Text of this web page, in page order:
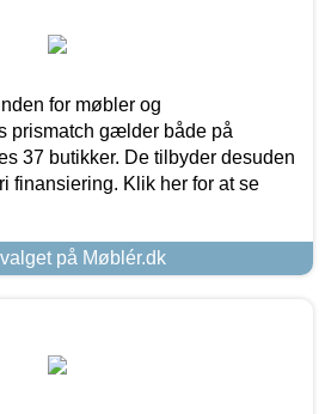
for møbler og
prismatch gælder både på
37 butikker. De tilbyder desuden
finansiering. Klik her for at se
på Møblér.dk